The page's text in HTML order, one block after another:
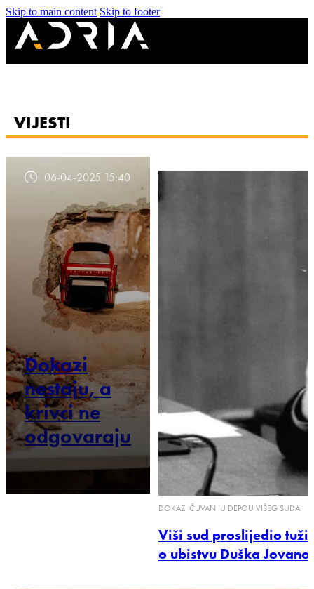
Skip to main content Skip to footer
VIJESTI
06-04-2025 15:40
Dokazi
nestaju, a
krivci ne
odgovaraju
DOKAZI ČUVANI U DEPOU VIŠEG SUDA
Viši sud proslijedio
o ubistvu Duška